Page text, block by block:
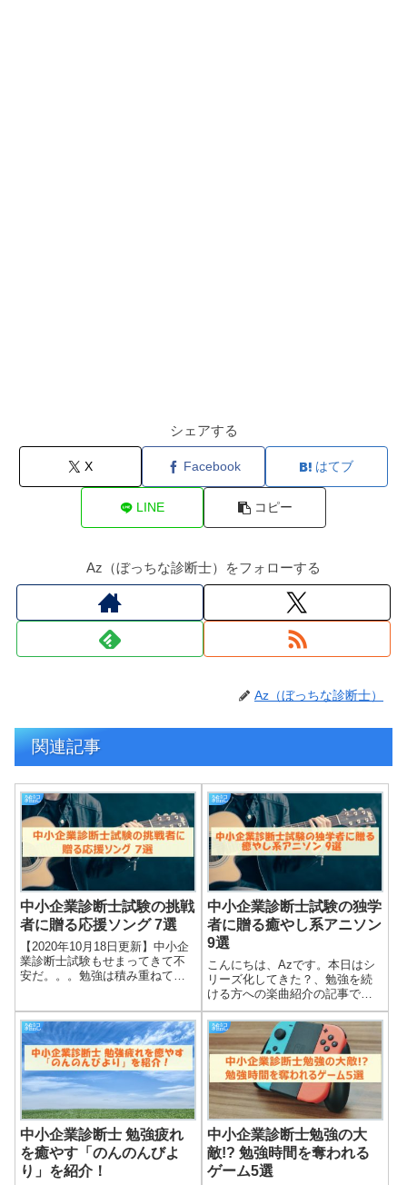
シェアする
X Facebook はてブ
LINE コピー
Az（ぼっちな診断士）をフォローする
Az（ぼっちな診断士）
関連記事
雑記
中小企業診断士試験の挑戦
者に贈る応援ソング 7選
【2020年10月18日更新】中小企
業診断士試験もせまってきて不
安だ。。。勉強は積み重ねてき
時間勉強してきていても、本番
が近づくにつれて不安感が襲っ
てくると思います。また勉強し
ている間...
雑記
中小企業診断士試験の独学
者に贈る癒やし系アニソン
9選
こんにちは、Azです。本日はシ
リーズ化してきた？、勉強を続
ける方への楽曲紹介の記事で
す！ Az本日は勉強疲れの合間に
聞きたい癒やし系アニソンを紹
介します！下記事情によりだい
ぶ偏っていますがご容赦を。 基
本的に「共感性羞恥」のためド
ラマ・アニ...
雑記
中小企業診断士 勉強疲れ
を癒やす「のんのんびよ
り」を紹介！
雑記
中小企業診断士勉強の大
敵!? 勉強時間を奪われる
ゲーム5選